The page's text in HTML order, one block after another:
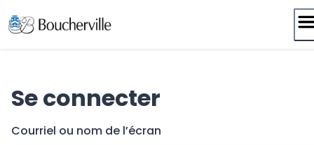
au
Se connecter
Courriel ou nom de l’écran